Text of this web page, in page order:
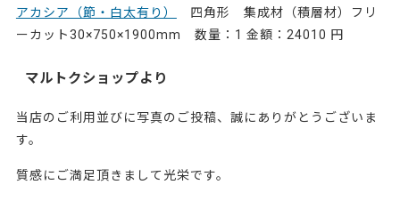
アカシア（節・白太有り）
四角形 集成材（積層材）フリ
ーカット30×750×1900mm 数量：1 金額：24010 円
マルトクショップより
当店のご利用並びに写真のご投稿、誠にありがとうございま
す。
質感にご満足頂きまして光栄です。